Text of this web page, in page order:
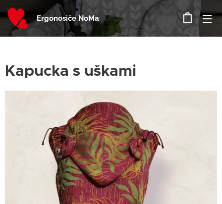
Ergonosiče NoMa
Kapucka s uškami